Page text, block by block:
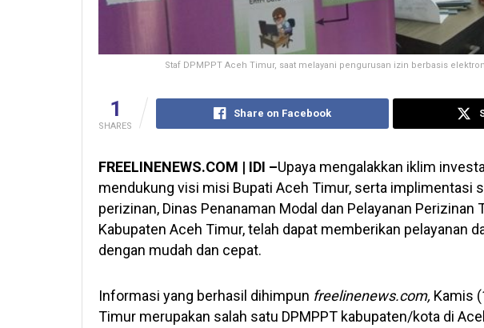
Staf DPMPPT Aceh Timur, saat melayani pengurusan izin berbasis
1
SHARES
Share on Facebook
FREELINENEWS.COM | IDI –Upaya mengalakkan iklim
mendukung visi misi Bupati Aceh Timur, serta implimentasi
perizinan, Dinas Penanaman Modal dan Pelayanan Perizinan
Kabupaten Aceh Timur, telah dapat memberikan pelayanan
dengan mudah dan cepat.
Informasi yang berhasil dihimpun freelinenews.com, Kamis
Timur merupakan salah satu DPMPPT kabupaten/kota di